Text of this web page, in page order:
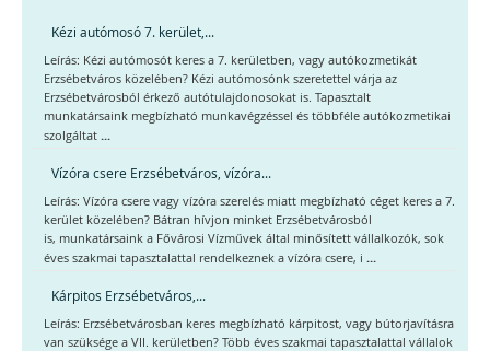
Kézi autómosó 7. kerület,...
Leírás: Kézi autómosót keres a 7. kerületben, vagy autókozmetikát
Erzsébetváros közelében? Kézi autómosónk szeretettel várja az
Erzsébetvárosból érkező autótulajdonosokat is. Tapasztalt
munkatársaink megbízható munkavégzéssel és többféle autókozmetikai
szolgáltat ...
Vízóra csere Erzsébetváros, vízóra...
Leírás: Vízóra csere vagy vízóra szerelés miatt megbízható céget keres a 7.
kerület közelében? Bátran hívjon minket Erzsébetvárosból
is, munkatársaink a Fővárosi Vízművek által minősített vállalkozók, sok
éves szakmai tapasztalattal rendelkeznek a vízóra csere, i ...
Kárpitos Erzsébetváros,...
Leírás: Erzsébetvárosban keres megbízható kárpitost, vagy bútorjavításra
van szüksége a VII. kerületben? Több éves szakmai tapasztalattal vállalok